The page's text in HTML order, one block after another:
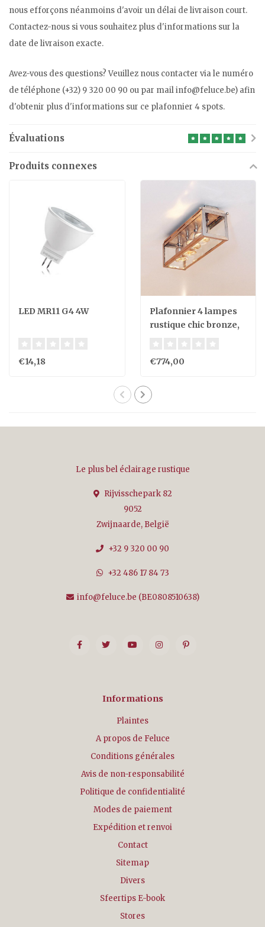
nous efforçons néanmoins d'avoir un délai de livraison court.
Contactez-nous si vous souhaitez plus d'informations sur la
date de livraison exacte.
Avez-vous des questions? Veuillez nous contacter via le numéro
de téléphone (+32) 9 320 00 90 ou par mailinfo@feluce.be) afin
d'obtenir plus d'informations sur ce plafonnier 4 spots.
Évaluations
Produits connexes
LED MR11 G4 4W
€14,18
Plafonnier 4 lampes
rustique chic bronze,
€774,00
Le plus bel éclairage rustique
Rijvisschepark 82
9052
Zwijnaarde, België
+32 9 320 00 90
+32 486 17 84 73
info@feluce.be (BE0808510638)
Informations
Plaintes
A propos de Feluce
Conditions générales
Avis de non-responsabilité
Politique de confidentialité
Modes de paiement
Expédition et renvoi
Contact
Sitemap
Divers
Sfeertips E-book
Stores